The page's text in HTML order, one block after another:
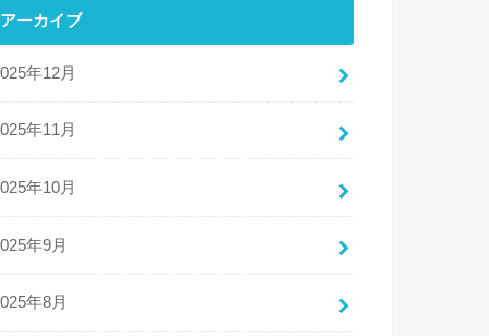
アーカイブ
年12月
年11月
年10月
年9月
年8月